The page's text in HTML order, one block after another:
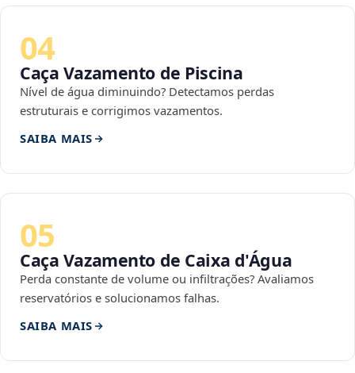
04
Caça Vazamento de Piscina
Nível de água diminuindo? Detectamos perdas
estruturais e corrigimos vazamentos.
SAIBA MAIS
05
Caça Vazamento de Caixa d'Água
Perda constante de volume ou infiltrações? Avaliamos
reservatórios e solucionamos falhas.
SAIBA MAIS